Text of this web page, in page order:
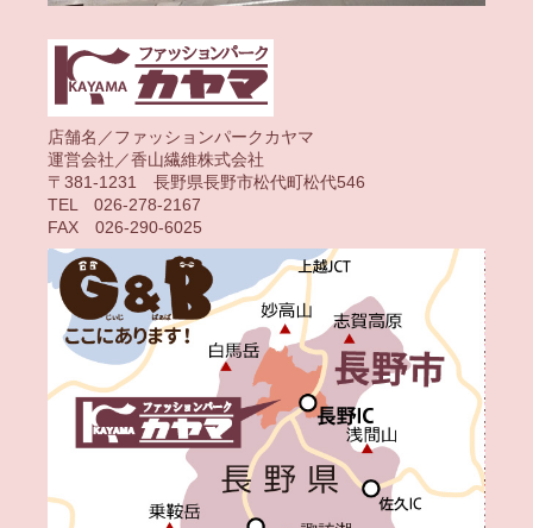
店舗名／ファッションパークカヤマ
運営会社／香山繊維株式会社
〒381-1231 長野県長野市松代町松代546
TEL 026-278-2167
FAX 026-290-6025